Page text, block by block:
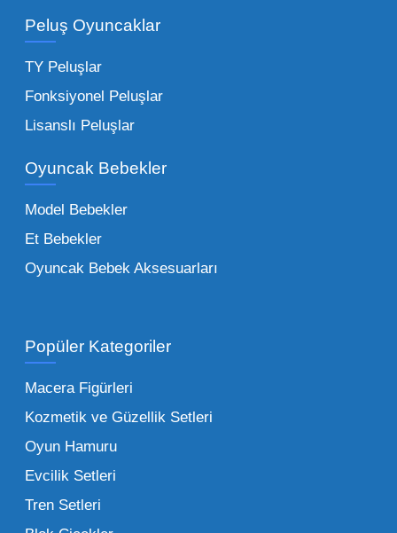
adetli stok yapmanıza olanak tanır. Özellikle
sürpriz paketler ve figürler, çocukların
harçlıklarıyla kolayca alabildiği ürünlerdir.
Çocuk Oyuncakları Toptan Seçenekleri:
Bebeklik döneminden ergenliğe kadar geniş
toptan tedariği yaparken, piyasadaki en son
figürlerden geleneksel oyun setlerine kadar
her şeyi portföyümüzde bulabilirsiniz.
İşletmeler için toptan oyuncak satış ve alımı
şüphesiz ki birim maliyetin düşmesidir.
Oyuncak toptan kanalına geçildiğinde,
perakende satış fiyatı ile alış fiyatı arasındaki
makas açılır ve bu da ciddi kâr marjları elde
edilmesini sağlar. Toplu alımlarda uygulanan
Peluş Oyuncaklar
TY Peluşlar
Fonksiyonel Peluşlar
Lisanslı Peluşlar
Oyuncak Bebekler
Model Bebekler
Et Bebekler
Oyuncak Bebek Aksesuarları
Popüler Kategoriler
Macera Figürleri
Kozmetik ve Güzellik Setleri
Oyun Hamuru
Evcilik Setleri
Tren Setleri